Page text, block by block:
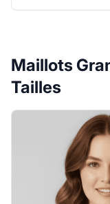
Maillots
Tailles